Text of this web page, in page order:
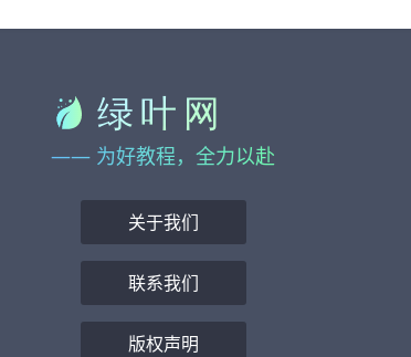
—— 为好教程，全力以赴
关于我们
联系我们
版权声明